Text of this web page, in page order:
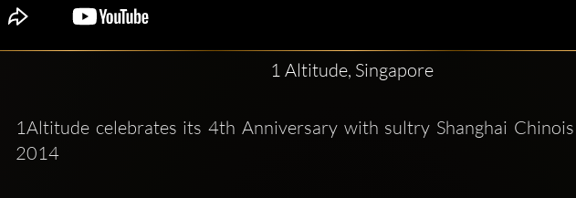
1 Altitude, Singapore
1Altitude celebrates its 4th Anniversary with sultry Shanghai
2014